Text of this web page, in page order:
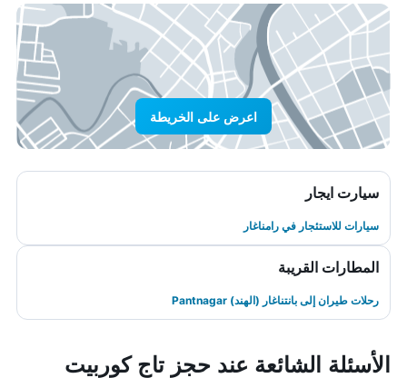
اعرض على الخريطة
سيارت ايجار
سيارات للاستئجار في رامناغار
المطارات القريبة
رحلات طيران إلى بانتناغار (الهند) Pantnagar
الأسئلة الشائعة عند حجز تاج كوربيت